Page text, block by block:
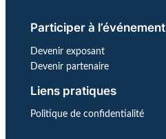
Participer à l’événement
Devenir exposant
Devenir partenaire
Liens pratiques
Politique de confidentialité